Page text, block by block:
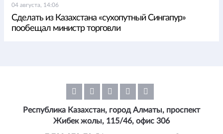
04 августа, 14:06
Сделать из Казахстана «сухопутный Сингапур»
пообещал министр торговли
Республика Казахстан, город Алматы, проспект
Жибек жолы, 115/46, офис 306